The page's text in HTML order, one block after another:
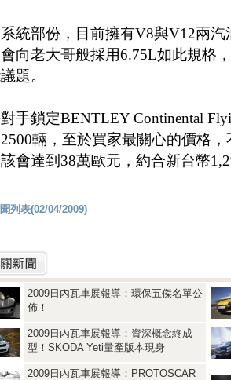
統部份，目前擁有V8與V12兩汽
向老大哥般採用6.75L如此規格
題。
手鎖定BENTLEY Continental
輛，至於買家最關心的價格
會達到38萬歐元，約合新台幣
列表(02/04/2009)
2009日內瓦車展報導：環保五傑名單公
佈！
2009日內瓦車展報導：資深概念終成
型！SKODA Yeti量產版本現身
2009日內瓦車展報導：PROTOSCAR